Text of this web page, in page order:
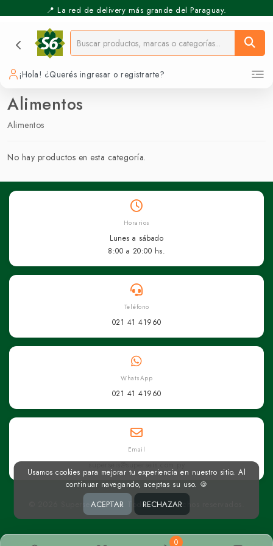
📍 La red de delivery más grande del Paraguay.
¡Hola! ¿Querés ingresar o registrarte?
Alimentos
Alimentos
No hay productos en esta categoría.
0
Horarios
Lunes a sábado
8:00 a 20:00 hs.
Teléfono
021 41 41960
WhatsApp
021 41 41960
Email
superseis@superseis.com.py
© 2026 Superseis Online. Todos los derechos reservados.
Usamos cookies para mejorar tu experiencia en nuestro sitio. Al
continuar navegando, aceptas su uso. 🍪
ACEPTAR RECHAZAR